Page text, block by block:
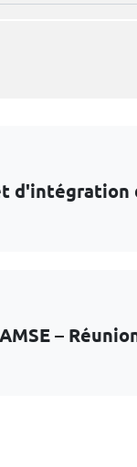
d'intégration
–